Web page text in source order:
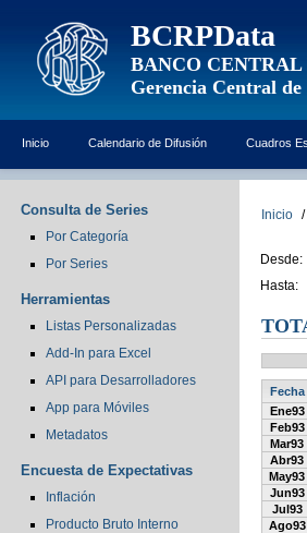
BCRPData
BANCO CENTRAL
Gerencia Central
Inicio Calendario de Difusión Cuadros
Consulta de Series
Por Categoría
Por Series
Herramientas
Listas Personalizadas
Add-In para Excel
API para Desarrolladores
App para Móviles
Metadatos
Encuesta de Expectativas
Inflación
Producto Bruto Interno
Inicio /
Desde:
Hasta:
Fecha
Ene93
Feb93
Mar93
Abr93
May93
Jun93
Jul93
Ago93